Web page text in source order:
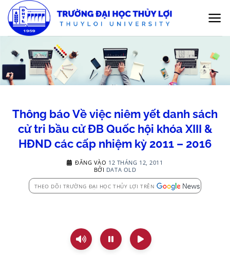
qua
nội
Thông báo Về việc niêm yết danh sách
cử tri bầu cử ĐB Quốc hội khóa XIII &
HĐND các cấp nhiệm kỳ 2011 – 2016
ĐĂNG VÀO 12 THÁNG 12, 2011
BỞI DATA OLD
THEO DÕI TRƯỜNG ĐẠI HỌC THỦY LỢI TRÊN